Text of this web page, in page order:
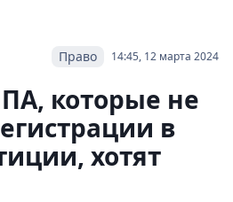
14:45, 12 марта 2024
Право
которые не
в
хотят